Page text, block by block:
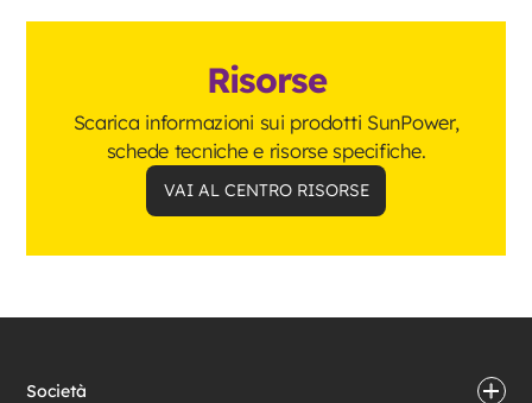
Risorse
Scarica informazioni sui prodotti SunPower,
schede tecniche e risorse specifiche.
VAI AL CENTRO RISORSE
Società